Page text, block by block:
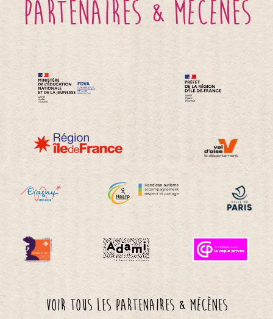
partenaires & mécènes
Voir tous les partenaires & mécènes